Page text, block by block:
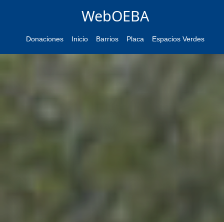
WebOEBA
Donaciones Inicio Barrios Placa Espacios Verdes